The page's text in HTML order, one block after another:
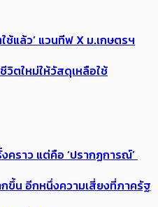
ช้แล้ว’ แวนทีฟ X ม.เกษตรฯ
ตใหม่ให้วัสดุเหลือใช้
คราว แต่คือ ‘ปรากฏการณ์’
ขึ้น อีกหนึ่งความเสี่ยงที่ภาครัฐ